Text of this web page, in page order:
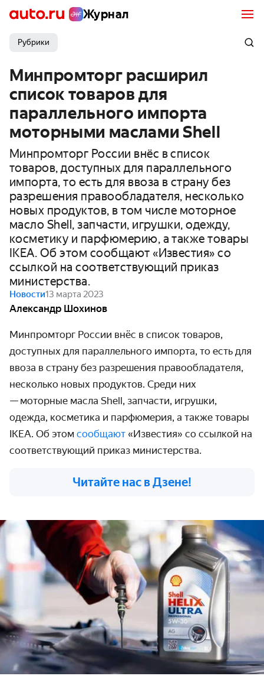
Журнал
Рубрики
Минпромторг расширил
список товаров для
параллельного импорта
моторными маслами Shell
Минпромторг России внёс в список
товаров, доступных для параллельного
импорта, то есть для ввоза в страну без
разрешения правообладателя, несколько
новых продуктов, в том числе моторное
масло Shell, запчасти, игрушки, одежду,
косметику и парфюмерию, а также товары
IKEA. Об этом сообщают «Известия» со
ссылкой на соответствующий приказ
министерства.
Новости13 марта 2023
Александр Шохинов
Минпромторг России внёс в список товаров,
доступных для параллельного импорта, то есть для
ввоза в страну без разрешения правообладателя,
несколько новых продуктов. Среди них
— моторные масла Shell, запчасти, игрушки,
одежда, косметика и парфюмерия, а также товары
IKEA. Об этом сообщают «Известия» со ссылкой на
соответствующий приказ министерства.
Читайте нас в Дзене!